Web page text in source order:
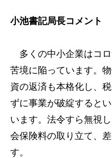
小池書記局長コメント
多くの中小企業はコ
苦境に陥っています。
資の返済も本格化し、
ずに事業が破綻すると
います。法令すら無視
会保険料の取り立て、
す。